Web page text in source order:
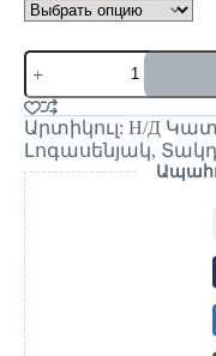
Արտիկուլ: Н/Д
Լոգասենյակ,